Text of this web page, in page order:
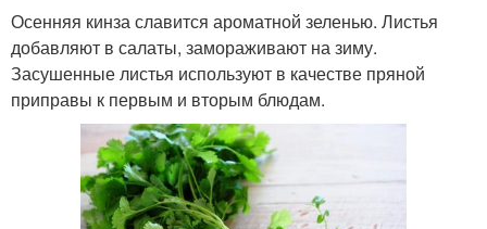
Осенняя кинза славится ароматной зеленью. Листья
добавляют в салаты, замораживают на зиму.
Засушенные листья используют в качестве пряной
приправы к первым и вторым блюдам.